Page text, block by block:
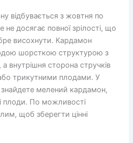
відбувається з жовтня по
не досягає повної зрілості, що
висохнути. Кардамон
шорсткою структурою з
сторона стручків
трикутними плодами. У
знайдете мелений кардамон,
плоди. По можливості
щоб зберегти цінні